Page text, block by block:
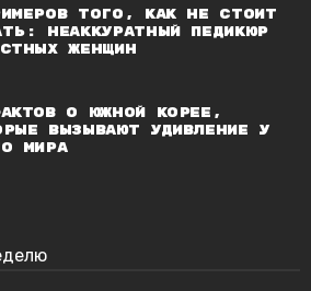
того, как НЕ стоит
неаккуратный педикюр
женщин
о Южной Корее,
вызывают удивление у
мира